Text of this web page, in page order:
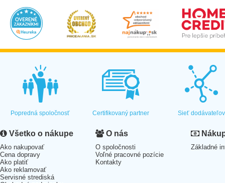
Popredná spoločnosť Certifikovaný partner Sieť dodávateľov
Všetko o nákupe
Ako nakupovať
Cena dopravy
Ako platiť
Ako reklamovať
Servisné strediská
O nás
O spoločnosti
Voľné pracovné pozície
Kontakty
Základné